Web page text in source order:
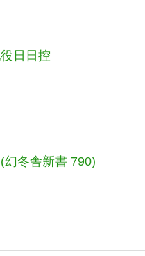
日日控
幻冬舎新書 790)